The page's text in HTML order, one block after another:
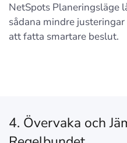
NetSpots Planeringsläge
sådana mindre
att fatta smartare beslut.
4. Övervaka och